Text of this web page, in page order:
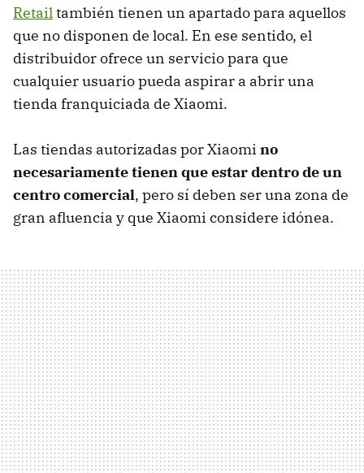
Retail también tienen un apartado para aquellos
que no disponen de local. En ese sentido, el
distribuidor ofrece un servicio para que
cualquier usuario pueda aspirar a abrir una
tienda franquiciada de Xiaomi.
Las tiendas autorizadas por Xiaomi no
necesariamente tienen que estar dentro de un
centro comercial, pero sí deben ser una zona de
gran afluencia y que Xiaomi considere idónea.